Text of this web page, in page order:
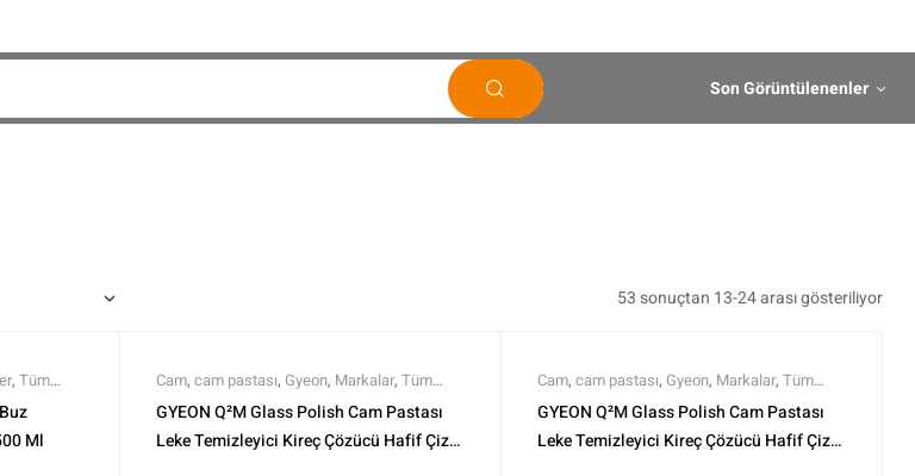
Son Görüntülenenler
53 sonuçtan 13-24 arası gösteriliyor
, Tüm
Ml
Cam, cam pastası, Gyeon, Markalar, Tüm
Ürünler, Tüm Ürünler
GYEON Q²M Glass Polish Cam Pastası
Leke Temizleyici Kireç Çözücü Hafif Çizik
Cam, cam pastası, Gyeon, Markalar, Tüm
Ürünler, Tüm Ürünler
GYEON Q²M Glass Polish Cam Pastası
Leke Temizleyici Kireç Çözücü Hafif Çizik